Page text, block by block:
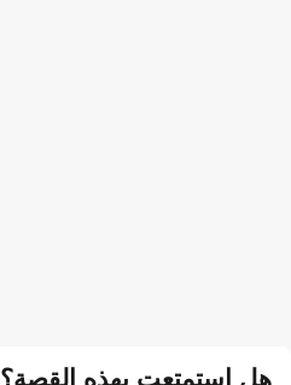
هل استمتعت بهذه القصة؟